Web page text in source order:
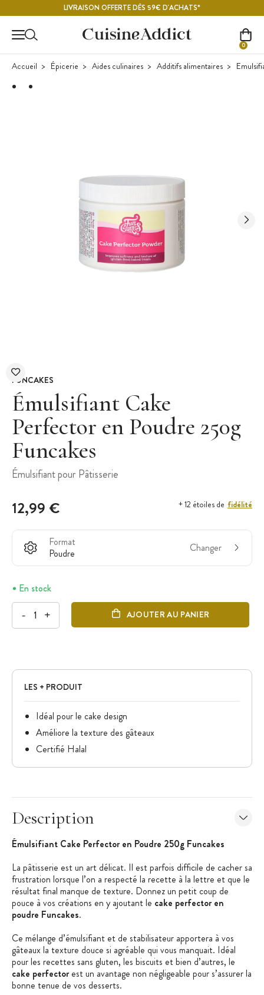
LIVRAISON OFFERTE DÈS 59€ D'ACHATS*
0
Accueil Épicerie Aides culinaires Additifs alimentaires
FUNCAKES
Émulsifiant Cake
Perfector en Poudre 250g
Funcakes
Émulsifiant pour Pâtisserie
12,99 € + 12 étoiles de fidélité
Format
Poudre
Changer
En stock
- + AJOUTER AU PANIER
LES + PRODUIT
Idéal pour le cake design
Améliore la texture des gâteaux
Certifié Halal
Description
Émulsifiant Cake Perfector en Poudre 250g Funcakes
La pâtisserie est un art délicat. Il est parfois difficile de cacher sa
frustration lorsque l’on a respecté la recette à la lettre et que le
résultat final manque de texture. Donnez un petit coup de
pouce à vos créations en y ajoutant le cake perfector en
poudre Funcakes.
Ce mélange d’émulsifiant et de stabilisateur apportera à vos
gâteaux la texture douce si agréable qui vous manquait. Idéal
pour les recettes sans gluten, les biscuits et bien d’autres, le
cake perfectorest un avantage non négligeable pour s’assurer la
bonne tenue de vos desserts.